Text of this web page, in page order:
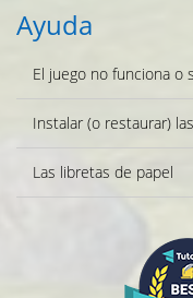
Ayuda
El juego no funciona o
Instalar (o restaurar)
Las libretas de papel